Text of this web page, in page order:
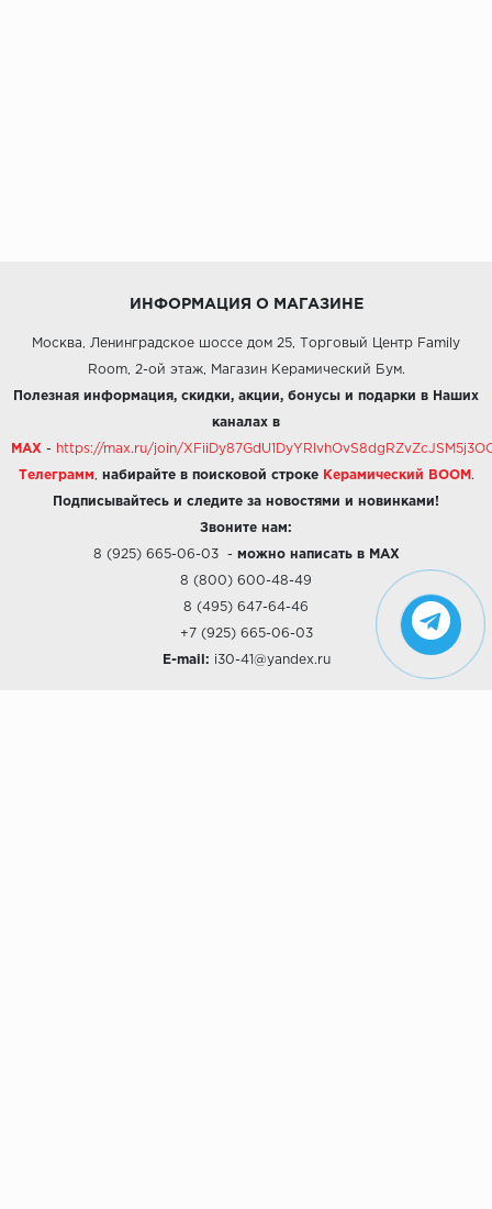
ИНФОРМАЦИЯ О МАГАЗИНЕ
Москва, Ленинградское шоссе дом 25, Торговый Центр Family
Room, 2-ой этаж, Магазин Керамический Бум.
Полезная информация, скидки, акции, бонусы и подарки в Наших
каналах в
MAX - https://max.ru/join/
Телеграмм набирайте в поисковой строке Керамический BOOM .
Подписывайтесь и следите за новостями и новинками!
Звоните нам:
8 (925) 665-06-03- можно написать в MAX
8 (800) 600-48-49
8 (495) 647-64-46
+7 (925) 665-06-03
E-mail: i30-41@yandex.ru